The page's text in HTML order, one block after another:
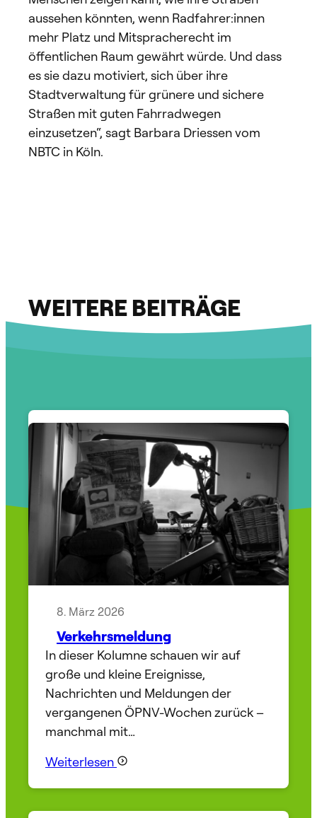
aussehen könnten, wenn Radfahrer:innen
mehr Platz und Mitspracherecht im
öffentlichen Raum gewährt würde. Und dass
es sie dazu motiviert, sich über ihre
Stadtverwaltung für grünere und sichere
Straßen mit guten Fahrradwegen
einzusetzen“, sagt Barbara Driessen vom
NBTC in Köln.
WEITERE BEITRÄGE
8. März 2026
Verkehrsmeldung
In dieser Kolumne schauen wir auf
große und kleine Ereignisse,
Nachrichten und Meldungen der
vergangenen ÖPNV-Wochen zurück –
manchmal mit…
Weiterlesen